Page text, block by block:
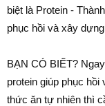
biệt là Protein -
phục hồi và xây
BẠN CÓ BIẾT?
protein giúp phục
thức ăn tự nhiên thì